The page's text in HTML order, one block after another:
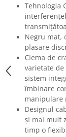
Microfoane
Microfoane USB
Seturi de
Sisteme wireless
Mixere
Accesorii mixere
Mixere analogice
Mixere digitale
Mixere pentru DJ
Monitorizare In-
Tehnologia
Negru mat,
plasare
Clema de
varietate
sistem
îmbinare
manipulare
Designul
și mai mult
timp o